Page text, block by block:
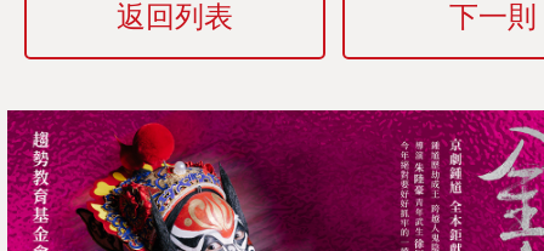
返回列表 下一則